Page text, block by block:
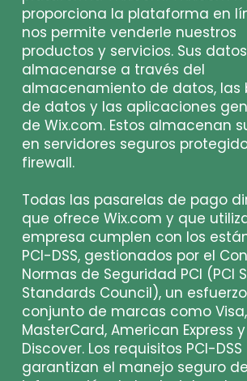
proporciona la plataforma en
nos permite venderle nuestros
productos y servicios. Sus
almacenarse a través del
almacenamiento de datos, las
de datos y las aplicaciones
de Wix.com. Estos almacenan
en servidores seguros
firewall.
Todas las pasarelas de pago
que ofrece Wix.com y que
empresa cumplen con los
PCI-DSS, gestionados por el
Normas de Seguridad PCI (PCI
Standards Council), un esfuerzo
conjunto de marcas como Visa,
MasterCard, American Express y
Discover. Los requisitos PCI-DSS
garantizan el manejo seguro